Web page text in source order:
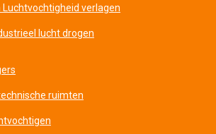
verlagen
lucht drogen
ruimten